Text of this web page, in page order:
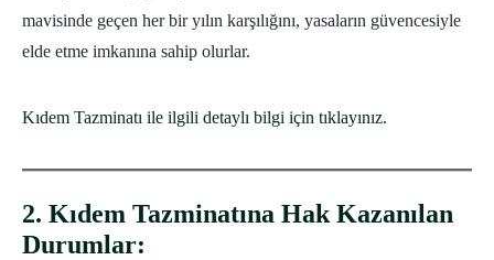
mavisinde geçen her bir yılın karşılığını, yasaların güvencesiyle
elde etme imkanına sahip olurlar.
Kıdem Tazminatı ile ilgili detaylı bilgi için tıklayınız.
2. Kıdem Tazminatına Hak Kazanılan
Durumlar: